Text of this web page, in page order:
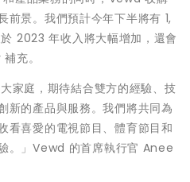
前景。我們預計今年下半將有 1,
2023 年收入將大幅增加，還會
充。
家庭，期待結合雙方的經驗、技
新的產品與服務。我們將共同為
看喜愛的電視節目、體育節目和
。」Vewd 的首席執行官 Anee